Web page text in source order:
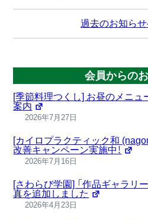
過去のお知ら
会員からの
[季節料理つくし] お昼のメニュ
案内
2026年7月27日
[カイロプラクティック和
改善キャンペーン実施中！
2026年7月16日
[さわらび学園] 「作品ギャラリ
真を追加しました
2026年4月23日